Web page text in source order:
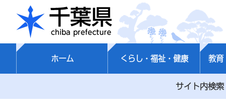
千葉県
ホーム くらし・福祉・健康 教育
サイト内検索